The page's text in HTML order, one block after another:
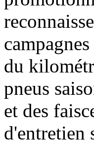
du
pneus
et des
d'entretien